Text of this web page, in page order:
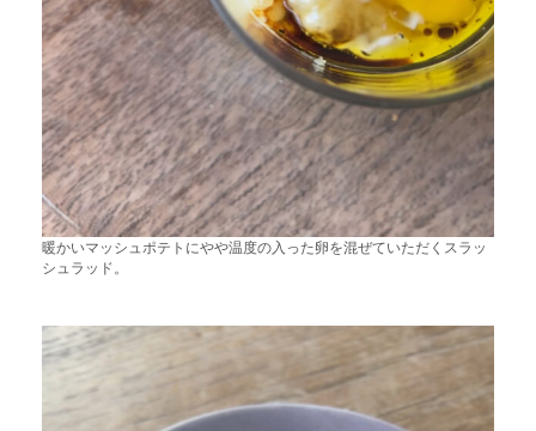
暖かいマッシュポテトにやや温度の入った卵を混ぜていただくスラッ
シュラッド。